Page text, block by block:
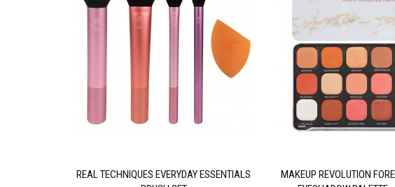
REAL TECHNIQUES EVERYDAY ESSENTIALS
MAKEUP REVOLUTION